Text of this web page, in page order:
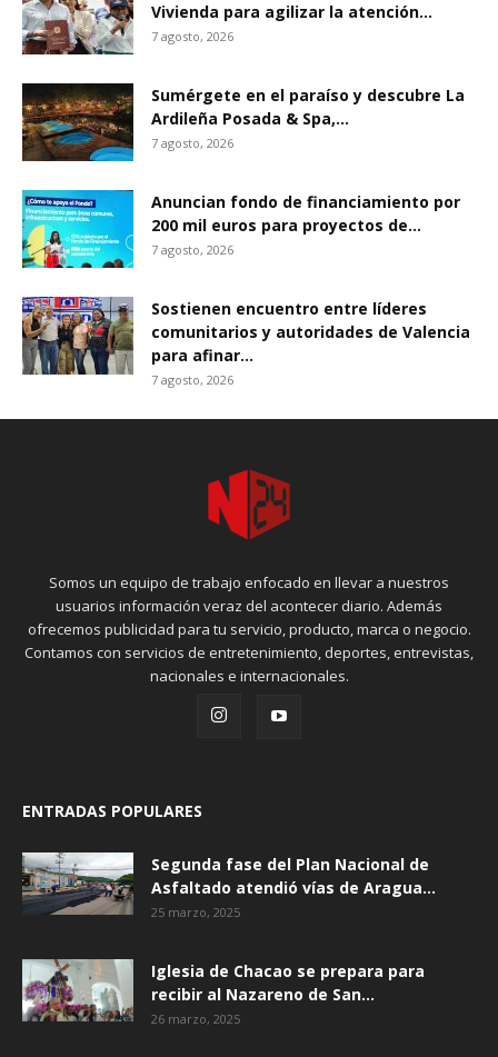
Vivienda para agilizar la atención...
7 agosto, 2026
Sumérgete en el paraíso y descubre La
Ardileña Posada & Spa,...
7 agosto, 2026
Anuncian fondo de financiamiento por
200 mil euros para proyectos de...
7 agosto, 2026
Sostienen encuentro entre líderes
comunitarios y autoridades de Valencia
para afinar...
7 agosto, 2026
Somos un equipo de trabajo enfocado en llevar a nuestros
usuarios información veraz del acontecer diario. Además
ofrecemos publicidad para tu servicio, producto, marca o negocio.
Contamos con servicios de entretenimiento, deportes, entrevistas,
nacionales e internacionales.
ENTRADAS POPULARES
Segunda fase del Plan Nacional de
Asfaltado atendió vías de Aragua...
25 marzo, 2025
Iglesia de Chacao se prepara para
recibir al Nazareno de San...
26 marzo, 2025